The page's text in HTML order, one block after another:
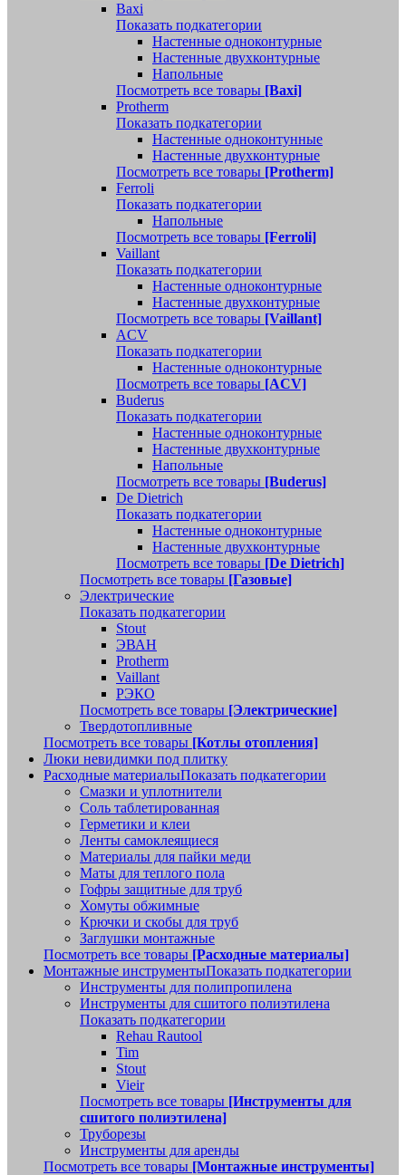
Baxi
Показать подкатегории
Настенные одноконтурные
Настенные двухконтурные
Напольные
Посмотреть все товары [Baxi]
Protherm
Показать подкатегории
Настенные одноконтунные
Настенные двухконтурные
Посмотреть все товары [Protherm]
Ferroli
Показать подкатегории
Напольные
Посмотреть все товары [Ferroli]
Vaillant
Показать подкатегории
Настенные одноконтурные
Настенные двухконтурные
Посмотреть все товары [Vaillant]
ACV
Показать подкатегории
Настенные одноконтурные
Посмотреть все товары [ACV]
Buderus
Показать подкатегории
Настенные одноконтурные
Настенные двухконтурные
Напольные
Посмотреть все товары [Buderus]
De Dietrich
Показать подкатегории
Настенные одноконтурные
Настенные двухконтурные
Посмотреть все товары [De Dietrich]
Посмотреть все товары [Газовые]
Электрические
Показать подкатегории
Stout
ЭВАН
Protherm
Vaillant
РЭКО
Посмотреть все товары [Электрические]
Твердотопливные
Посмотреть все товары [Котлы отопления]
Люки невидимки под плитку
Расходные материалыПоказать подкатегории
Смазки и уплотнители
Соль таблетированная
Герметики и клеи
Ленты самоклеящиеся
Материалы для пайки меди
Маты для теплого пола
Гофры защитные для труб
Хомуты обжимные
Крючки и скобы для труб
Заглушки монтажные
Посмотреть все товары [Расходные материалы]
Монтажные инструментыПоказать подкатегории
Инструменты для полипропилена
Инструменты для сшитого полиэтилена
Показать подкатегории
Rehau Rautool
Tim
Stout
Vieir
Посмотреть все товары [Инструменты для
сшитого полиэтилена]
Труборезы
Инструменты для аренды
Посмотреть все товары [Монтажные инструменты]